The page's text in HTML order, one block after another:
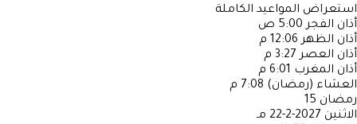
استعراض المواعيد الكاملة
أذان الفجر 5:00 ص
أذان الظهر 12:06 م
أذان العصر 3:27 م
أذان المغرب 6:01 م
العشاء (رمضان) 7:08 م
رمضان 15
الاثنين 2027-2-22 مـ